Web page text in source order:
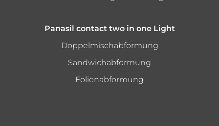
Panasil contact two in one Light
Doppelmischabformung
Sandwichabformung
Folienabformung